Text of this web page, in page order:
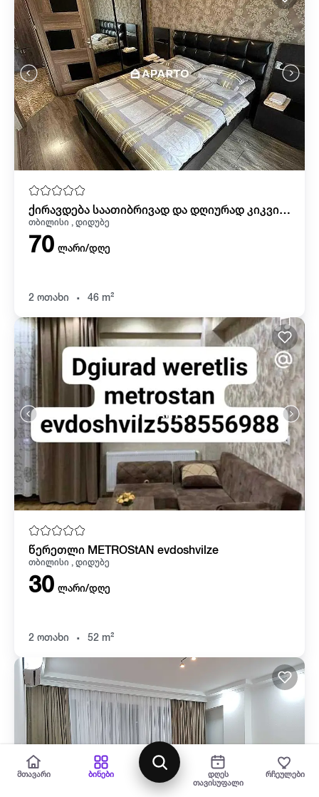
მთავარი ბინები
დღეს
თავისუფალი
რჩეულები
ქირავდება საათიბრივად და დღიურად კიკვიძის პარკთან საკუთარი პარკინგით ბინა
თბილისი , დიდუბე
70 ლარი/დღე
2 ოთახი . 46 m²
წერეთლი METROStAN evdoshvilze
თბილისი , დიდუბე
30 ლარი/დღე
2 ოთახი . 52 m²
რუქა